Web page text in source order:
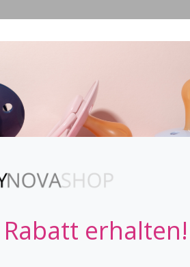
BABYFLASCHEN
Dentistar
Der
Rabatt erhalten!